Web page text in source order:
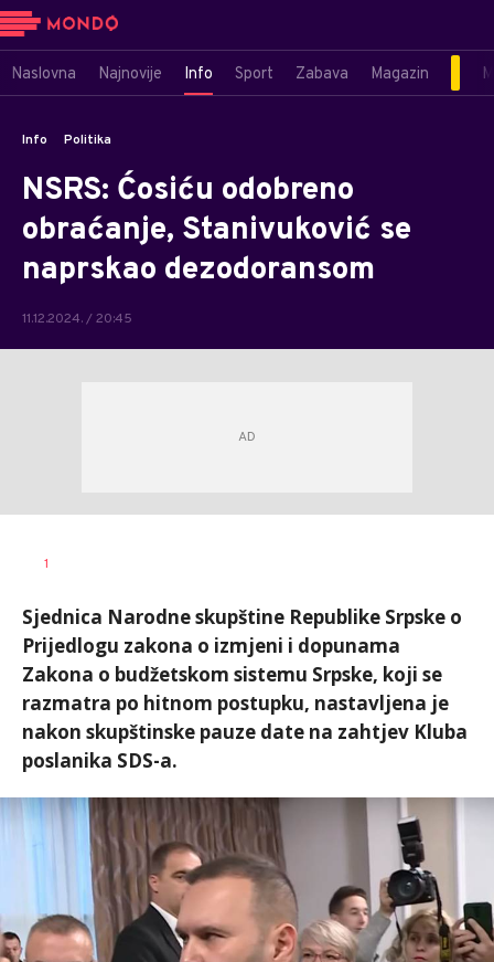
Naslovna Najnovije Info Sport Zabava Magazin
Info Politika
NSRS: Ćosiću odobreno
obraćanje, Stanivuković se
naprskao dezodoransom
11.12.2024. / 20:45
AUTOR
1
Sjednica Narodne skupštine Republike Srpske o
Prijedlogu zakona o izmjeni i dopunama
Zakona o budžetskom sistemu Srpske, koji se
razmatra po hitnom postupku, nastavljena je
nakon skupštinske pauze date na zahtjev Kluba
poslanika SDS-a.